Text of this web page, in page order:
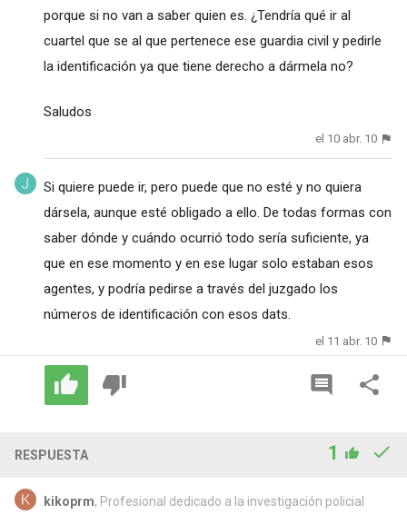
porque si no van a saber quien es. ¿Tendría qué ir al
cuartel que se al que pertenece ese guardia civil y pedirle
la identificación ya que tiene derecho a dármela no?
Saludos
el 10 abr. 10
Si quiere puede ir, pero puede que no esté y no quiera
dársela, aunque esté obligado a ello. De todas formas con
saber dónde y cuándo ocurrió todo sería suficiente, ya
que en ese momento y en ese lugar solo estaban esos
agentes, y podría pedirse a través del juzgado los
números de identificación con esos dats.
el 11 abr. 10
RESPUESTA 1
kikoprm, Profesional dedicado a la investigación policial